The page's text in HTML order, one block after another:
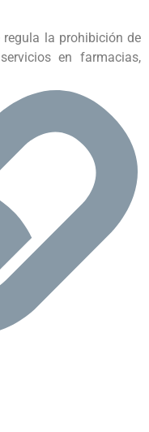
la prohibición de
en farmacias,